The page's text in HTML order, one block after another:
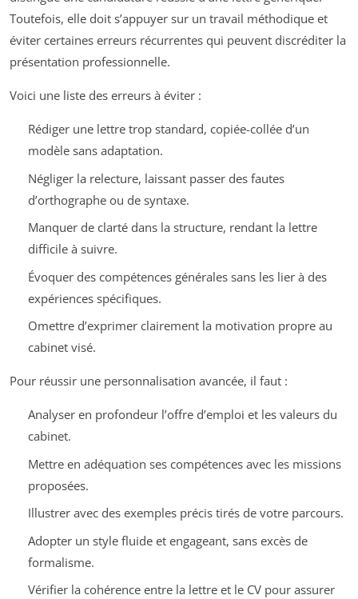
Toutefois, elle doit s’appuyer sur un travail méthodique et
éviter certaines erreurs récurrentes qui peuvent discréditer la
présentation professionnelle.
Voici une liste des erreurs à éviter :
Rédiger une lettre trop standard, copiée-collée d’un
modèle sans adaptation.
Négliger la relecture, laissant passer des fautes
d’orthographe ou de syntaxe.
Manquer de clarté dans la structure, rendant la lettre
difficile à suivre.
Évoquer des compétences générales sans les lier à des
expériences spécifiques.
Omettre d’exprimer clairement la motivation propre au
cabinet visé.
Pour réussir une personnalisation avancée, il faut :
Analyser en profondeur l’offre d’emploi et les valeurs du
cabinet.
Mettre en adéquation ses compétences avec les missions
proposées.
Illustrer avec des exemples précis tirés de votre parcours.
Adopter un style fluide et engageant, sans excès de
formalisme.
Vérifier la cohérence entre la lettre et le CV pour assurer